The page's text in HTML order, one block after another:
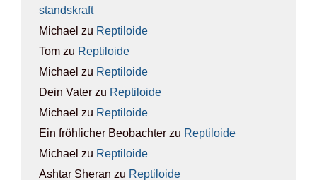
stands­kraft
Michael zu Rep­ti­lo­ide
Tom zu Rep­ti­lo­ide
Michael zu Rep­ti­lo­ide
Dein Vater zu Rep­ti­lo­ide
Michael zu Rep­ti­lo­ide
Ein fröhlicher Beobachter zu Rep­ti­lo­ide
Michael zu Rep­ti­lo­ide
Ashtar Sheran zu Rep­ti­lo­ide